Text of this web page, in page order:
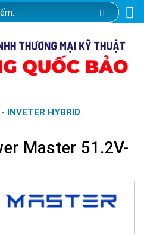
HYBRID
Master 51.2V-